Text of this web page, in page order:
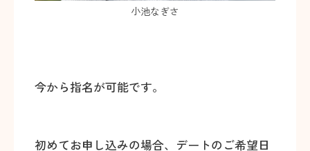
小池なぎさ
今から指名が可能です。
初めてお申し込みの場合、デートのご希望日